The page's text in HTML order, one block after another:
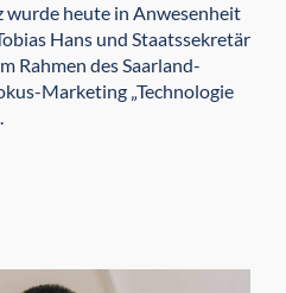
wurde heute in Anwesenheit
Hans und Staatssekretär
Rahmen des Saarland-
Marketing „Technologie